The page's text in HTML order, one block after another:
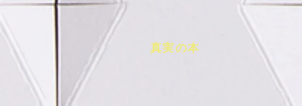
真実の本